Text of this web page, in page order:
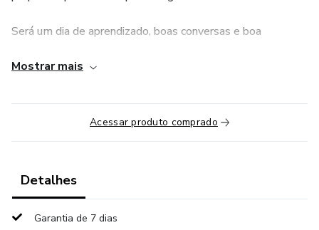
Será um dia de aprendizado, boas conversas e boa
inspirador. Você terá a oportunidade de estar junto a
experiência diferente do online e tão maravilhosa quanto.
-> Nosso encontro vai acontecer no dia 26 de julho, sexta,
A peça que iremos tecer ainda está em desenvolvimento,
mas, assim como os outros lançamentos, será digna de
Mostrar mais
Acessar produto comprado
Detalhes
Garantia de 7 dias